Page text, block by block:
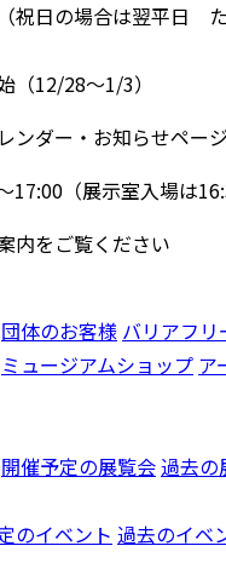
祝日の場合は翌平日
28〜1/3）
ンダー・お知らせペー
17:00（展示室入場は
内をご覧ください
団体のお客様 バリアフ
ミュージアムショップ ア
開催予定の展覧会過去の
のイベント 過去のイベ